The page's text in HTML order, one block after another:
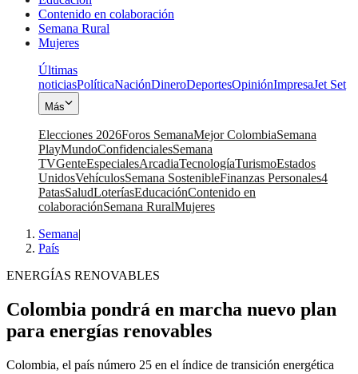
Contenido en colaboración
Semana Rural
Mujeres
Últimas
noticiasPolíticaNaciónDineroDeportesOpiniónImpresaJet Set
Más
Elecciones 2026Foros SemanaMejor ColombiaSemana
PlayMundoConfidencialesSemana
TVGenteEspecialesArcadiaTecnologíaTurismoEstados
UnidosVehículosSemana SostenibleFinanzas Personales4
PatasSaludLoteríasEducaciónContenido en
colaboraciónSemana RuralMujeres
Semana|
País
ENERGÍAS RENOVABLES
Colombia pondrá en marcha nuevo plan
para energías renovables
Colombia, el país número 25 en el índice de transición energética